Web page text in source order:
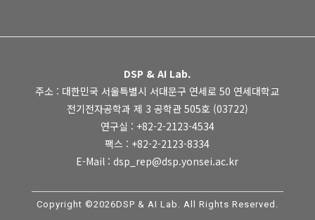
DSP & AI Lab.
주소 : 대한민국 서울특별시 서대문구 연세로 50 연세대학교
전기전자공학과 제 3 공학관 505호 (03722)
연구실 : +82-2-2123-4534
팩스 : +82-2-2123-8334
E-Mail : dsp_rep@dsp.yonsei.ac.kr
Copyright ©2026DSP & AI Lab. All Rights Reserved.